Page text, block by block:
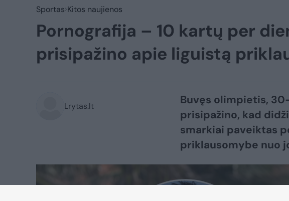
Sportas Kitos naujienos
Pornografija – 10 kartų per
prisipažino apie liguistą
Lrytas.lt
Buvęs olimpietis,
prisipažino, kad
smarkiai paveiktas
priklausomybe nuo